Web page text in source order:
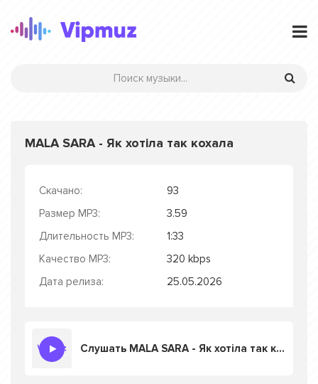
MALA SARA - Як хотіла так кохала
Скачано:
93
Размер MP3:
3.59
Длительность MP3:
1:33
Качество MP3:
320 kbps
Дата релиза:
25.05.2026
Слушать MALA SARA - Як хотіла так кохала